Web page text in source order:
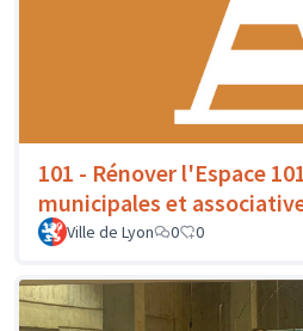
101 - Rénover l'Espace
municipales et
Ville de Lyon 0 0